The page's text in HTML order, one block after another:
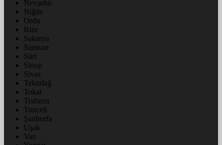
Nevşehir
Niğde
Ordu
Rize
Sakarya
Samsun
Siirt
Sinop
Sivas
Tekirdağ
Tokat
Trabzon
Tunceli
Şanlıurfa
Uşak
Van